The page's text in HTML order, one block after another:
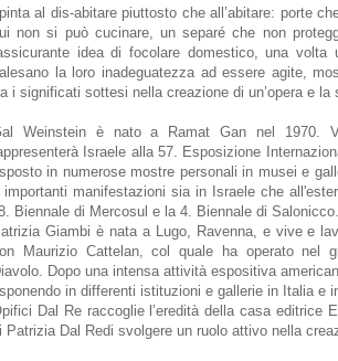
al dis-abitare piuttosto che all’abitare: porte
non si può cucinare, un separé che non
idea di focolare domestico, una volta
la loro inadeguatezza ad essere agite,
i significati sottesi nella creazione di un’opera e la
Weinstein è nato a Ramat Gan nel 1970.
Israele alla 57. Esposizione
in numerose mostre personali in musei e
importanti manifestazioni sia in Israele che
Biennale di Mercosul e la 4. Biennale di Salonicco.
Giambi è nata a Lugo, Ravenna, e vive e
Maurizio Cattelan, col quale ha operato nel
Dopo una intensa attività espositiva
in differenti istituzioni e gallerie in Italia e
Dal Re raccoglie l’eredità della casa editrice
Patrizia Dal Redi svolgere un ruolo attivo nella